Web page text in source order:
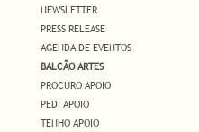
NEWSLETTER
PRESS RELEASE
AGENDA DE EVENTOS
BALCÃO ARTES
PROCURO APOIO
PEDI APOIO
TENHO APOIO